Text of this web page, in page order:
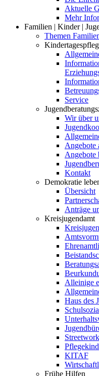
Aktuelle
Mehr
Familien | Kinder |
Themen
Service
Wir über
Angebote
Angebote
Kontakt
Demokratie
Übersicht
Anträge
Kreisjugendamt
Alleinige
Haus des
KITAF
Frühe Hilfen